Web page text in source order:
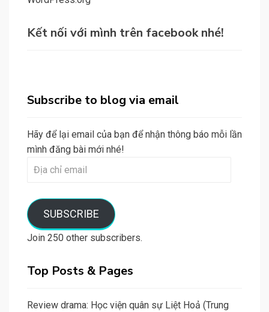
Kết nối với mình trên facebook nhé!
Subscribe to blog via email
Hãy để lại email của bạn để nhận thông báo mỗi lần
mình đăng bài mới nhé!
Địa
SUBSCRIBE
Join 250 other subscribers.
Top Posts & Pages
Review drama: Học viện quân sự Liệt Hoả (Trung